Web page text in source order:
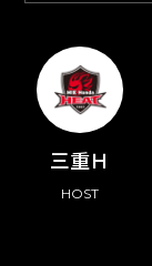
三重Ｈ
HOST